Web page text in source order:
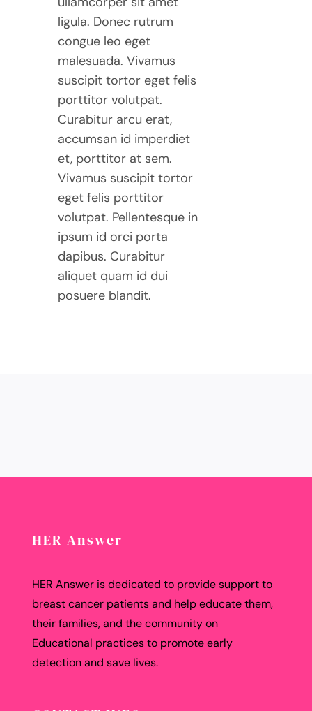
ligula. Donec rutrum
congue leo eget
malesuada. Vivamus
suscipit tortor eget felis
porttitor volutpat.
Curabitur arcu erat,
accumsan id imperdiet
et, porttitor at sem.
Vivamus suscipit tortor
eget felis porttitor
volutpat. Pellentesque in
ipsum id orci porta
dapibus. Curabitur
aliquet quam id dui
posuere blandit.
HER Answer
HER Answer is dedicated to provide support to
breast cancer patients and help educate them,
their families, and the community on
Educational practices to promote early
detection and save lives.